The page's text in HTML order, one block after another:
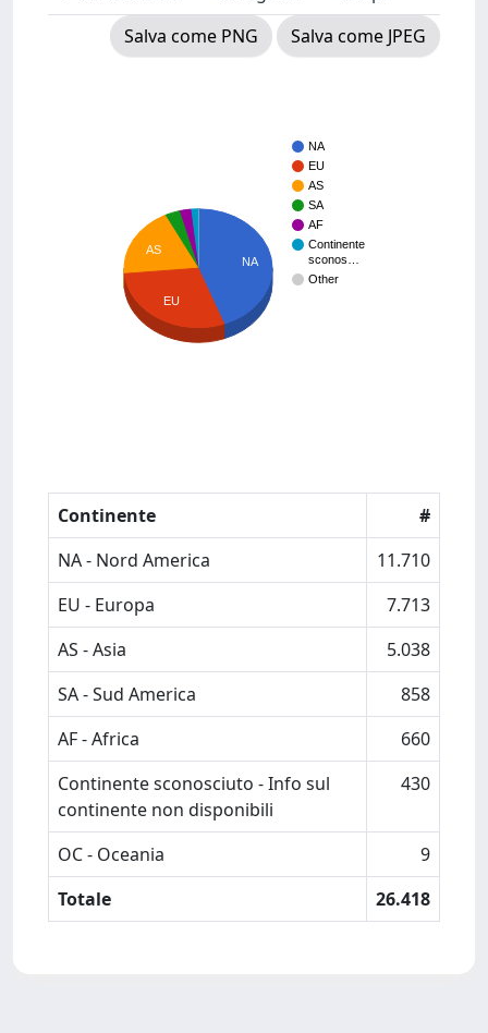
Salva come PNG
Salva come JPEG
NA
EU
AS
SA
AF
Continente
sconos…
Other
NA
AS
EU
Continente
#
NA - Nord America
11.710
EU - Europa
7.713
AS - Asia
5.038
SA - Sud America
858
AF - Africa
660
Continente sconosciuto - Info sul
continente non disponibili
430
OC - Oceania
9
Totale
26.418